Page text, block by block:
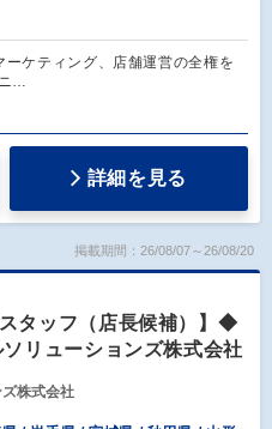
ケティング、店舗運営の全権を
…
詳細を見る
掲載期間：26/08/07～26/08/20
タッフ（店長候補）】◆
リューションズ株式会社
株式会社